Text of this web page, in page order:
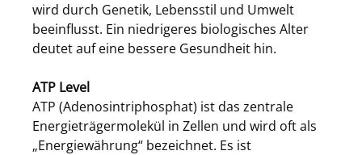
wird durch Genetik, Lebensstil und Umwelt
beeinflusst. Ein niedrigeres biologisches Alter
deutet auf eine bessere Gesundheit hin.
ATP Level
ATP (Adenosintriphosphat) ist das zentrale
Energieträgermolekül in Zellen und wird oft als
„Energiewährung“ bezeichnet. Es ist